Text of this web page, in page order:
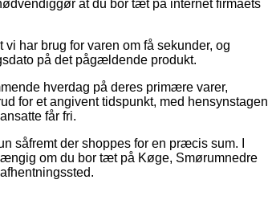
at du bor tæt på internet firmaets
har brug for varen om få sekunder, og
på det pågældende produkt.
hverdag på deres primære varer,
for et angivent tidspunkt, med hensynstagen
får fri.
såfremt der shoppes for en præcis sum. I
om du bor tæt på Køge, Smørumnedre